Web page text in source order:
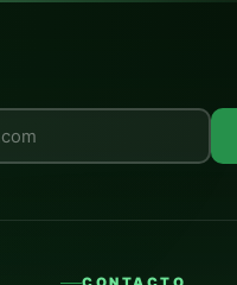
vacío